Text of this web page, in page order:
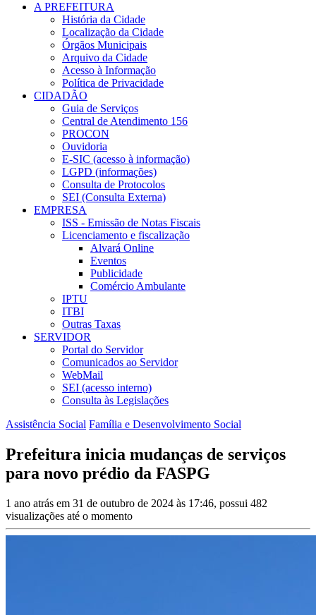
A PREFEITURA
História da Cidade
Localização da Cidade
Órgãos Municipais
Arquivo da Cidade
Acesso à Informação
Política de Privacidade
CIDADÃO
Guia de Serviços
Central de Atendimento 156
PROCON
Ouvidoria
E-SIC (acesso à informação)
LGPD (informações)
Consulta de Protocolos
SEI (Consulta Externa)
EMPRESA
ISS - Emissão de Notas Fiscais
Licenciamento e fiscalização
Alvará Online
Eventos
Publicidade
Comércio Ambulante
IPTU
ITBI
Outras Taxas
SERVIDOR
Portal do Servidor
Comunicados ao Servidor
WebMail
SEI (acesso interno)
Consulta às Legislações
Assistência Social Família e Desenvolvimento Social
Prefeitura inicia mudanças de serviços
para novo prédio da FASPG
1 ano atrás em 31 de outubro de 2024 às 17:46, possui 482
visualizações até o momento